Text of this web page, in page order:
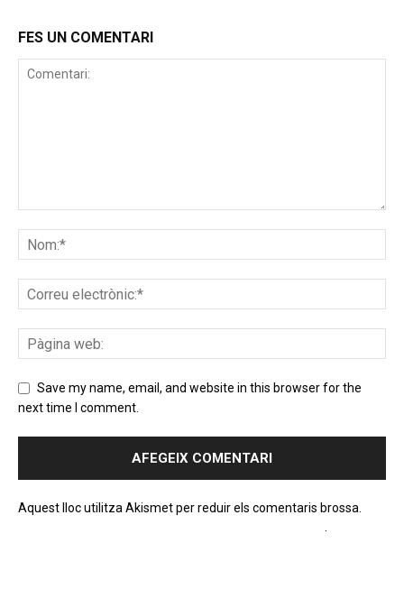
FES UN COMENTARI
Save my name, email, and website in this browser for the
next time I comment.
Aquest lloc utilitza Akismet per reduir els comentaris brossa.